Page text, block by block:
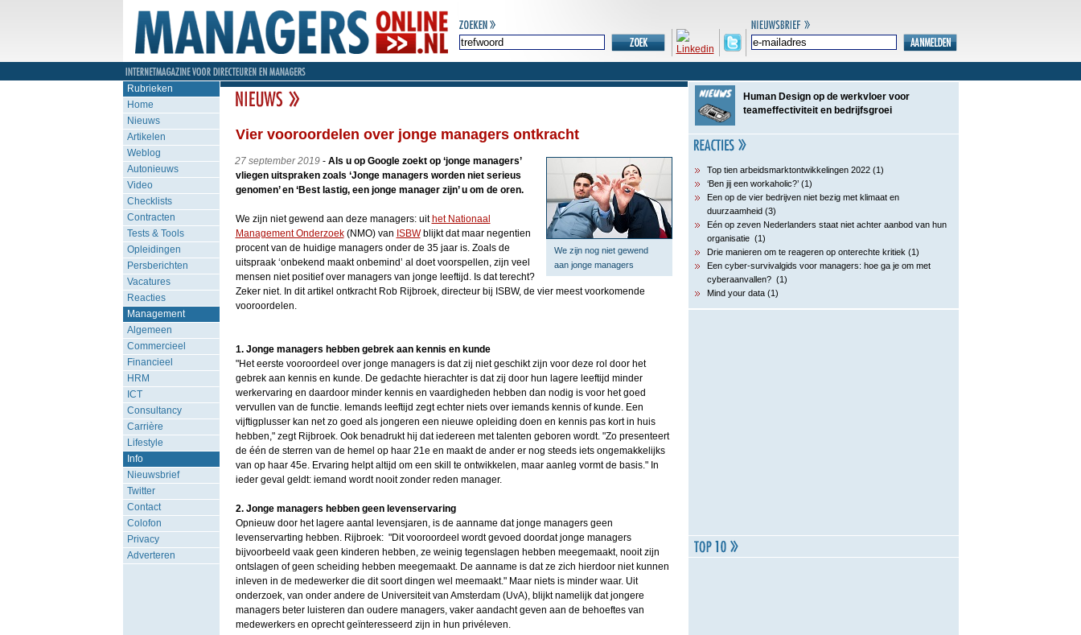
Rubrieken
Home
Nieuws
Artikelen
Weblog
Autonieuws
Video
Checklists
Contracten
Tests & Tools
Opleidingen
Persberichten
Vacatures
Reacties
Management
Algemeen
Commercieel
Financieel
HRM
ICT
Consultancy
Carrière
Lifestyle
Info
Nieuwsbrief
Twitter
Contact
Colofon
Privacy
Adverteren
Vier vooroordelen over jonge managers ontkracht
We zijn nog niet gewend
aan jonge managers
27 september 2019- Als u op Google zoekt op ‘jonge managers’
vliegen uitspraken zoals ‘Jonge managers worden niet serieus
genomen’ en ‘Best lastig, een jonge manager zijn’ u om de oren.
We zijn niet gewend aan deze managers: uit het Nationaal
Management Onderzoek(NMO) van ISBWblijkt dat maar negentien
procent van de huidige managers onder de 35 jaar is. Zoals de
uitspraak ‘onbekend maakt onbemind’ al doet voorspellen, zijn veel
mensen niet positief over managers van jonge leeftijd. Is dat terecht?
Zeker niet. In dit artikel ontkracht Rob Rijbroek, directeur bij ISBW, de vier meest voorkomende
vooroordelen.
1. Jonge managers hebben gebrek aan kennis en kunde
"Het eerste vooroordeel over jonge managers is dat zij niet geschikt zijn voor deze rol door het
gebrek aan kennis en kunde. De gedachte hierachter is dat zij door hun lagere leeftijd minder
werkervaring en daardoor minder kennis en vaardigheden hebben dan nodig is voor het goed
vervullen van de functie. Iemands leeftijd zegt echter niets over iemands kennis of kunde. Een
vijftigplusser kan net zo goed als jongeren een nieuwe opleiding doen en kennis pas kort in huis
hebben," zegt Rijbroek. Ook benadrukt hij dat iedereen met talenten geboren wordt. "Zo presenteert
de één de sterren van de hemel op haar 21e en maakt de ander er nog steeds iets ongemakkelijks
van op haar 45e. Ervaring helpt altijd om een skill te ontwikkelen, maar aanleg vormt de basis." In
ieder geval geldt: iemand wordt nooit zonder reden manager.
2. Jonge managers hebben geen levenservaring
Opnieuw door het lagere aantal levensjaren, is de aanname dat jonge managers geen
levenservarting hebben. Rijbroek: "Dit vooroordeel wordt gevoed doordat jonge managers
bijvoorbeeld vaak geen kinderen hebben, ze weinig tegenslagen hebben meegemaakt, nooit zijn
ontslagen of geen scheiding hebben meegemaakt. De aanname is dat ze zich hierdoor niet kunnen
inleven in de medewerker die dit soort dingen wel meemaakt." Maar niets is minder waar. Uit
onderzoek, van onder andere de Universiteit van Amsterdam (UvA), blijkt namelijk dat jongere
managers beter luisteren dan oudere managers, vaker aandacht geven aan de behoeftes van
medewerkers en oprecht geïnteresseerd zijn in hun privéleven.
Human Design op de werkvloer voor
teameffectiviteit en bedrijfsgroei
Top tien arbeidsmarktontwikkelingen 2022 (1)
‘Ben jij een workaholic?’ (1)
Een op de vier bedrijven niet bezig met klimaat en
duurzaamheid (3)
Eén op zeven Nederlanders staat niet achter aanbod van hun
organisatie (1)
Drie manieren om te reageren op onterechte kritiek (1)
Een cyber-survivalgids voor managers: hoe ga je om met
cyberaanvallen? (1)
Mind your data (1)